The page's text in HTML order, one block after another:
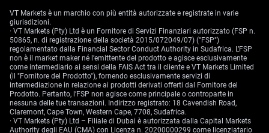
VT Markets è un marchio con più entità autorizzate e registrate in varie
giurisdizioni.
· VT Markets (Pty) Ltd è un Fornitore di Servizi Finanziari autorizzato (FSP n.
50865, n. di registrazione della società 2015/072049/07) ("FSP")
regolamentato dalla Financial Sector Conduct Authority in Sudafrica. L’FSP
non è il market maker né l’emittente del prodotto e agisce esclusivamente
come intermediario ai sensi della FAIS Act tra il cliente e VT Markets Limited
(il "Fornitore del Prodotto"), fornendo esclusivamente servizi di
intermediazione in relazione ai prodotti derivati offerti dal Fornitore del
Prodotto. Pertanto, l’FSP non agisce come principale o controparte in
nessuna delle tue transazioni. Indirizzo registrato: 18 Cavendish Road,
Claremont, Cape Town, Western Cape, 7708, Sudafrica.
· VT Markets (Pty) Ltd – Filiale di Dubai è autorizzata dalla Capital Markets
Authority degli EAU (CMA) con Licenza n. 20200000299 come licenziatario